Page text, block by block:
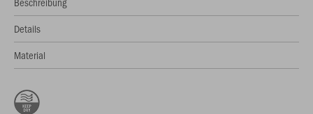
Details
Material